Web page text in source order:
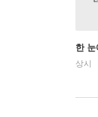
한
상시